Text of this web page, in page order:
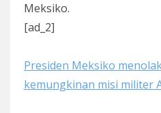
Meksiko.
[ad_2]
Presiden Meksiko
kemungkinan misi militer